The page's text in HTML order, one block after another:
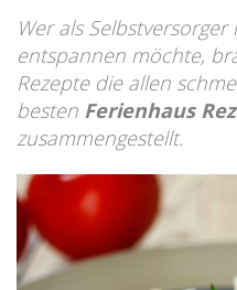
Wer als
entspannen möchte,
Rezepte die allen
besten Ferienhaus
zusammengestellt.